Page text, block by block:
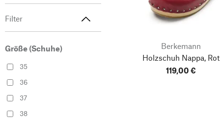
Filter
Größe (Schuhe)
35
36
37
38
Berkemann
Holzschuh Nappa, Rot
119,00 €